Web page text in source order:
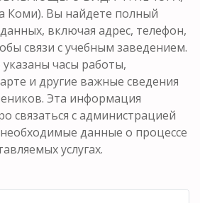
Коми). Вы найдете полный
включая адрес, телефон,
связи с учебным заведением.
часы работы,
и другие важные сведения
Эта информация
связаться с администрацией
данные о процессе
услугах.